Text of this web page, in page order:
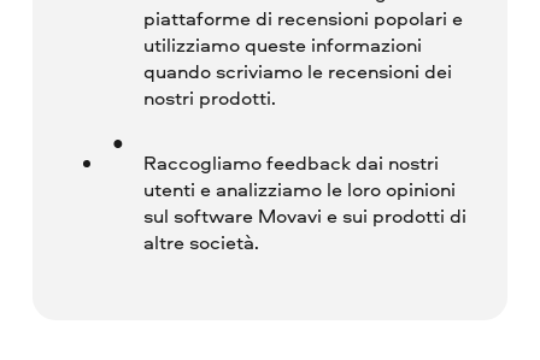
piattaforme di recensioni popolari e
utilizziamo queste informazioni
quando scriviamo le recensioni dei
nostri prodotti.
Raccogliamo feedback dai nostri
utenti e analizziamo le loro opinioni
sul software Movavi e sui prodotti di
altre società.